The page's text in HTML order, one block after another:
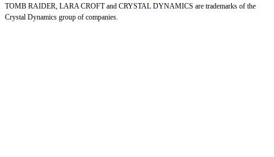
TOMB RAIDER, LARA CROFT and CRYSTAL DYNAMICS are trademarks of the
Crystal Dynamics group of companies.